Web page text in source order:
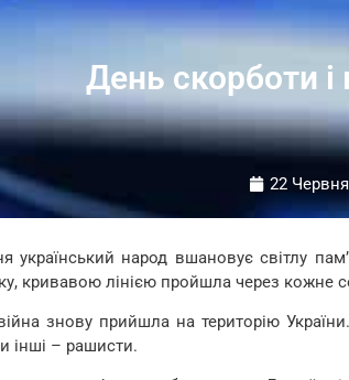
День скорботи і
22
український народ вшановує світлу
кривавою лінією пройшла через кожне
знову прийшла на територію
інші – рашисти.